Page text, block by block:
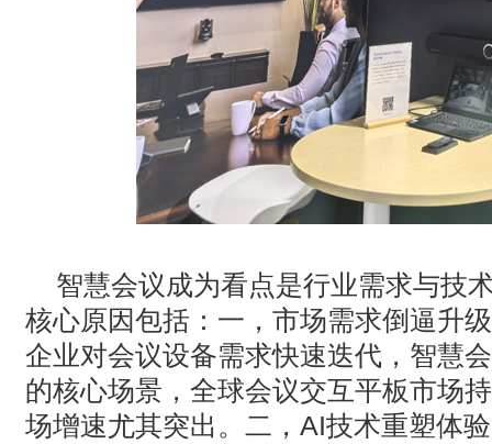
智慧会议成为看点是行业需求与技
核心原因包括：一，‌市场需求倒逼升
企业对会议设备需求快速迭代，智慧
的核心场景，全球会议交互平板市场
场增速尤其突出。二， AI技术重塑体